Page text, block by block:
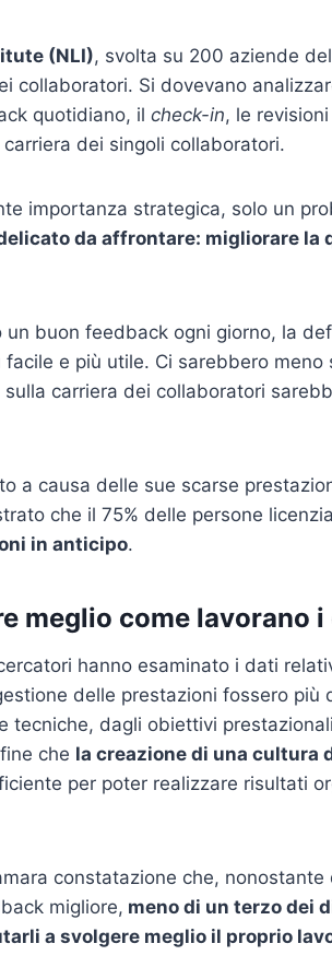
(NLI), svolta su 200 aziende
collaboratori. Si dovevano
quotidiano, il check-in, le
dei singoli collaboratori.
importanza strategica, solo un
da affrontare: migliorare la
buon feedback ogni giorno, la
e più utile. Ci sarebbero meno
carriera dei collaboratori
a causa delle sue scarse
che il 75% delle persone
in anticipo.
meglio come lavorano
hanno esaminato i dati
delle prestazioni fossero più
tecniche, dagli obiettivi
che la creazione di una cultura
per poter realizzare risultati
constatazione che,
migliore, meno di un terzo dei
a svolgere meglio il proprio